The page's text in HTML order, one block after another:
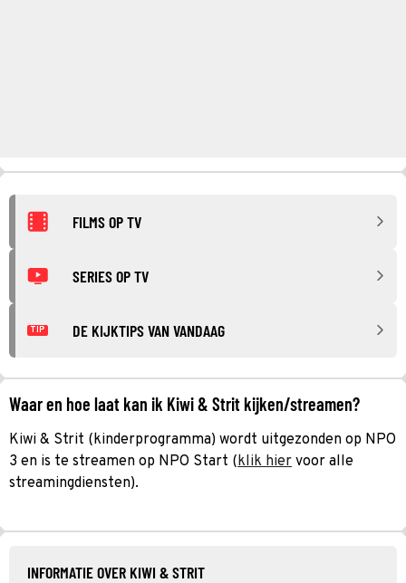
FILMS OP TV
SERIES OP TV
TIP DE KIJKTIPS VAN VANDAAG
Waar en hoe laat kan ik Kiwi & Strit kijken/streamen?
Kiwi & Strit (kinderprogramma) wordt uitgezonden op NPO
3 en is te streamen op NPO Start (klik hier voor alle
streamingdiensten).
INFORMATIE OVER KIWI & STRIT